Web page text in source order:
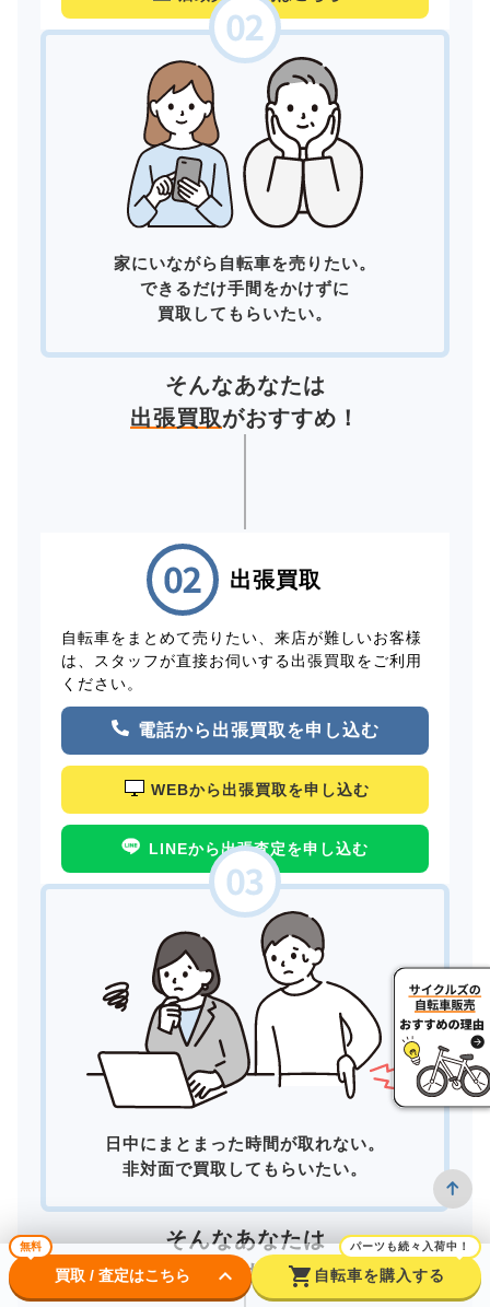
家にいながら自転車を売りたい。
できるだけ手間をかけずに
買取してもらいたい。
そんなあなたは
出張買取がおすすめ！
出張買取
自転車をまとめて売りたい、来店が難しいお客様
は、スタッフが直接お伺いする出張買取をご利用
ください。
電話から出張買取を申し込む
WEBから出張買取を申し込む
LINEから出張査定を申し込む
日中にまとまった時間が取れない。
非対面で買取してもらいたい。
そんなあなたは
宅配買取がおすすめ！
無料
買取 / 査定はこちら keyboard_arrow_down shopping_cart
パーツも続々入荷中！
自転車を購入する